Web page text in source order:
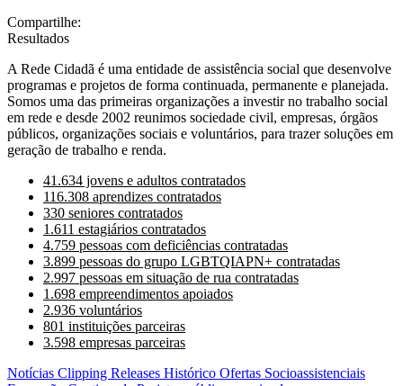
Compartilhe:
Resultados
A Rede Cidadã é uma entidade de assistência social que desenvolve
programas e projetos de forma continuada, permanente e planejada.
Somos uma das primeiras organizações a investir no trabalho social
em rede e desde 2002 reunimos sociedade civil, empresas, órgãos
públicos, organizações sociais e voluntários, para trazer soluções em
geração de trabalho e renda.
41.634 jovens e adultos contratados
116.308 aprendizes contratados
330 seniores contratados
1.611 estagiários contratados
4.759 pessoas com deficiências contratadas
3.899 pessoas do grupo LGBTQIAPN+ contratadas
2.997 pessoas em situação de rua contratadas
1.698 empreendimentos apoiados
2.936 voluntários
801 instituições parceiras
3.598 empresas parceiras
Notícias Clipping Releases Histórico Ofertas Socioassistenciais